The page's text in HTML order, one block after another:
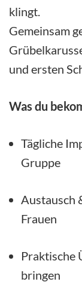
klingt.
Gemeinsam
und ersten
Was du
Tägliche
Gruppe
Austausch
Frauen
Praktische
bringen